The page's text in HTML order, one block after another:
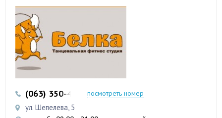
(063) 350-45-99посмотреть номер
ул. Шепелева, 5